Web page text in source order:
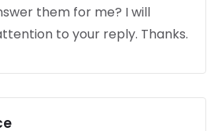
them for me? I will
to your reply. Thanks.